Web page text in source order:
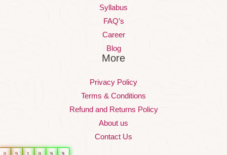
Syllabus
FAQ’s
Career
Blog
More
Privacy Policy
Terms & Conditions
Refund and Returns Policy
About us
Contact Us